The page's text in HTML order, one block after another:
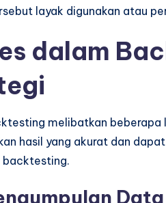
layak digunakan atau
dalam
melibatkan
hasil yang akurat dan
backtesting.